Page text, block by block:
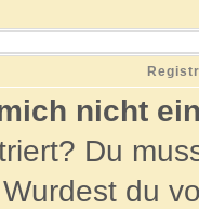
nicht
Du
du